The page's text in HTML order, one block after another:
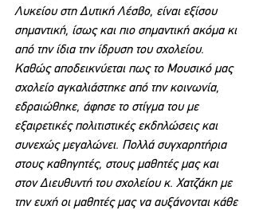
Λυκείου στη Δυτική Λέσβο, είναι εξίσου
σημαντική, ίσως και πιο σημαντική ακόμα κι
από την ίδια την ίδρυση του σχολείου.
Καθώς αποδεικνύεται πως το Μουσικό μας
σχολείο αγκαλιάστηκε από την κοινωνία,
εδραιώθηκε, άφησε το στίγμα του με
εξαιρετικές πολιτιστικές εκδηλώσεις και
συνεχώς μεγαλώνει. Πολλά συγχαρητήρια
στους καθηγητές, στους μαθητές μας και
στον Διευθυντή του σχολείου κ. Χατζάκη με
την ευχή οι μαθητές μας να αυξάνονται κάθε